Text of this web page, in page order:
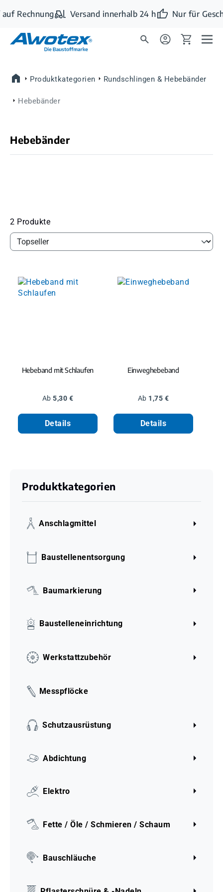
Zum Hauptinhalt springen
Rechnung Versand innerhalb 24 h Nur für
Produktkategorien Rundschlingen & Hebebänder
Hebebänder
Hebebänder
2 Produkte
Hebeband mit Schlaufen
Regulärer Preis:
Ab5,30 €
Details
Einweghebeband
Regulärer Preis:
Ab 1,75 €
Details
Produktkategorien
Anschlagmittel
Baustellenentsorgung
Baumarkierung
Baustelleneinrichtung
Werkstattzubehör
Messpflöcke
Schutzausrüstung
Abdichtung
Elektro
Fette / Öle / Schmieren / Schaum
Bauschläuche